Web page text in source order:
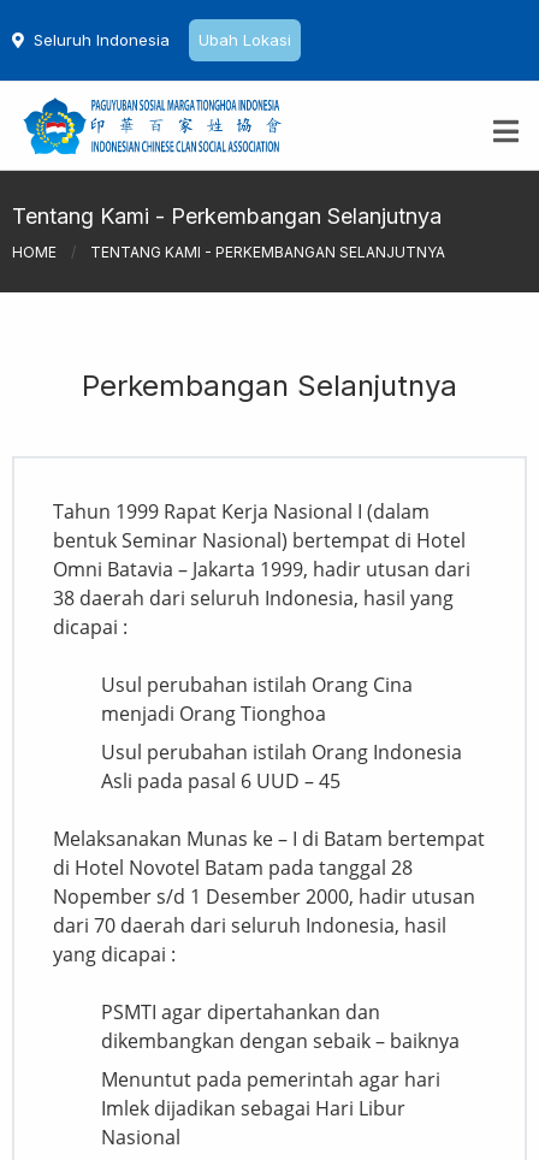
Seluruh Indonesia Ubah Lokasi
Tentang Kami - Perkembangan Selanjutnya
HOME / TENTANG KAMI - PERKEMBANGAN SELANJUTNYA
Perkembangan Selanjutnya
Tahun 1999 Rapat Kerja Nasional I (dalam
bentuk Seminar Nasional) bertempat di Hotel
Omni Batavia – Jakarta 1999, hadir utusan dari
38 daerah dari seluruh Indonesia, hasil yang
dicapai :
Usul perubahan istilah Orang Cina
menjadi Orang Tionghoa
Usul perubahan istilah Orang Indonesia
Asli pada pasal 6 UUD – 45
Melaksanakan Munas ke – I di Batam bertempat
di Hotel Novotel Batam pada tanggal 28
Nopember s/d 1 Desember 2000, hadir utusan
dari 70 daerah dari seluruh Indonesia, hasil
yang dicapai :
PSMTI agar dipertahankan dan
dikembangkan dengan sebaik – baiknya
Menuntut pada pemerintah agar hari
Imlek dijadikan sebagai Hari Libur
Nasional